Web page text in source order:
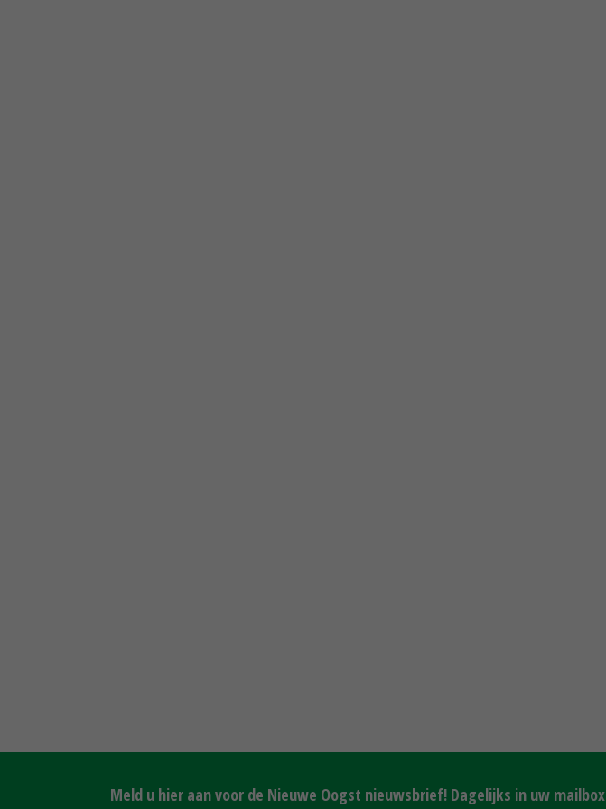
Meld u hier aan voor de Nieuwe Oogst nieuwsbrief! Dagelijks in uw mailbox